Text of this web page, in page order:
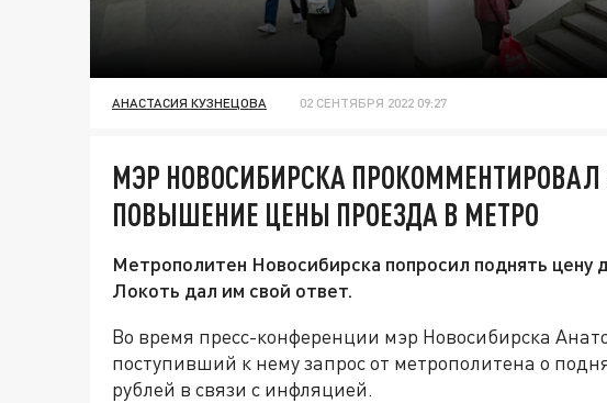
АНАСТАСИЯ КУЗНЕЦОВА 02 СЕНТЯБРЯ 2022 09:27
МЭР НОВОСИБИРСКА
ПОВЫШЕНИЕ ЦЕНЫ ПРОЕЗДА В МЕТРО
Метрополитен Новосибирска попросил поднять цену
Локоть дал им свой ответ.
Во время пресс-конференции мэр Новосибирска
поступивший к нему запрос от метрополитена о
рублей в связи с инфляцией.